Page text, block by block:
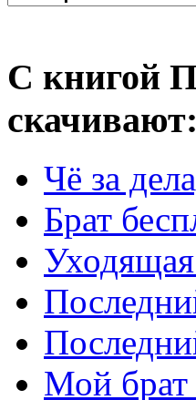
С книгой
скачивают:
Чё за
Брат
Мой брат